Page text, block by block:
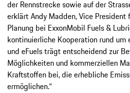
der Rennstrecke sowie auf der
erklärt Andy Madden, Vice President
Planung bei ExxonMobil Fuels &
kontinuierliche Kooperation rund um
und eFuels trägt entscheidend zur
Möglichkeiten und kommerziellen
Kraftstoffen bei, die erhebliche
ermöglichen.“